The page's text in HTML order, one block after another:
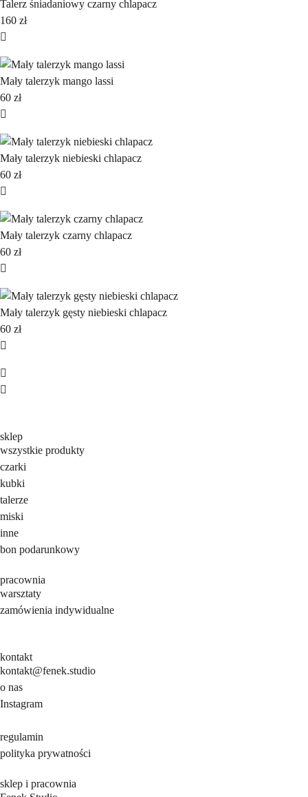
Talerz śniadaniowy czarny chlapacz
160 zł
Mały talerzyk mango lassi
60 zł
Mały talerzyk niebieski chlapacz
60 zł
Mały talerzyk czarny chlapacz
60 zł
Mały talerzyk gęsty niebieski chlapacz
60 zł
sklep
wszystkie produkty
czarki
kubki
talerze
miski
inne
bon podarunkowy
pracownia
warsztaty
zamówienia indywidualne
kontakt
kontakt@fenek.studio
o nas
Instagram
regulamin
polityka prywatności
sklep i pracownia